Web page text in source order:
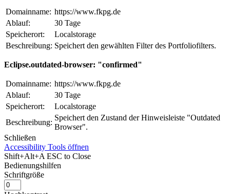
Domainname: https://www.fkpg.de
Ablauf:
30 Tage
Speicherort:
Localstorage
Beschreibung: Speichert den gewählten Filter des Portfoliofilters.
Eclipse.outdated-browser: "confirmed"
Domainname: https://www.fkpg.de
Ablauf:
30 Tage
Speicherort:
Localstorage
Beschreibung:
Speichert den Zustand der Hinweisleiste "Outdated
Browser".
Schließen
Accessibility Tools öffnen
Shift+Alt+A ESC to Close
Bedienungshilfen
Schriftgröße